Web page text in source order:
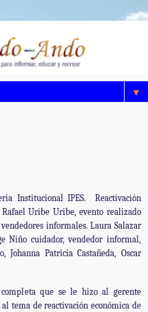
▼
Institucional IPES. Reactivación
Uribe Uribe, evento realizado
informales. Laura Salazar
Niño cuidador, vendedor informal,
Patricia Castañeda, Oscar
que se le hizo al gerente
tema de reactivación económica de